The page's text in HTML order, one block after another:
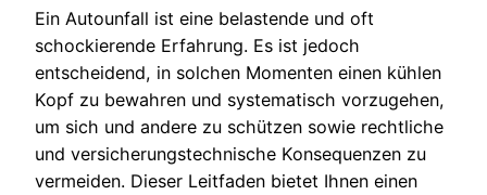
Ein Autounfall ist eine belastende und oft
schockierende Erfahrung. Es ist jedoch
entscheidend, in solchen Momenten einen kühlen
Kopf zu bewahren und systematisch vorzugehen,
um sich und andere zu schützen sowie rechtliche
und versicherungstechnische Konsequenzen zu
vermeiden. Dieser Leitfaden bietet Ihnen einen